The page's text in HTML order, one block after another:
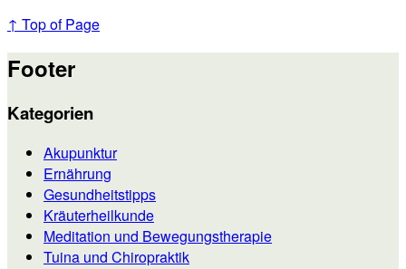
↑ Top of Page
Footer
Kategorien
Akupunktur
Ernährung
Gesundheitstipps
Kräuterheilkunde
Meditation und Bewegungstherapie
Tuina und Chiropraktik